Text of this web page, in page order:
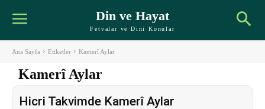
Din ve Hayat
Fetvalar ve Dini Konular
Ana Sayfa Etiketler Kamerî Aylar
Kamerî Aylar
Hicri Takvimde Kamerî Aylar